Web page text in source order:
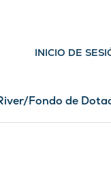
INICIO DE
Fondo de